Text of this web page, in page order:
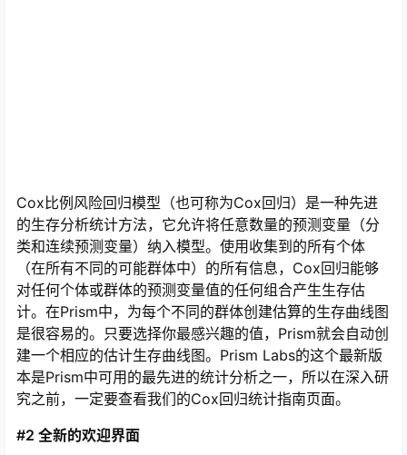
Cox比例风险回归模型（也可称为Cox回归）是一种先进